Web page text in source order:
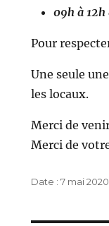
09h à
Pour
Une seule
les locaux.
Merci de
Merci de
Publié
7 mai 2020